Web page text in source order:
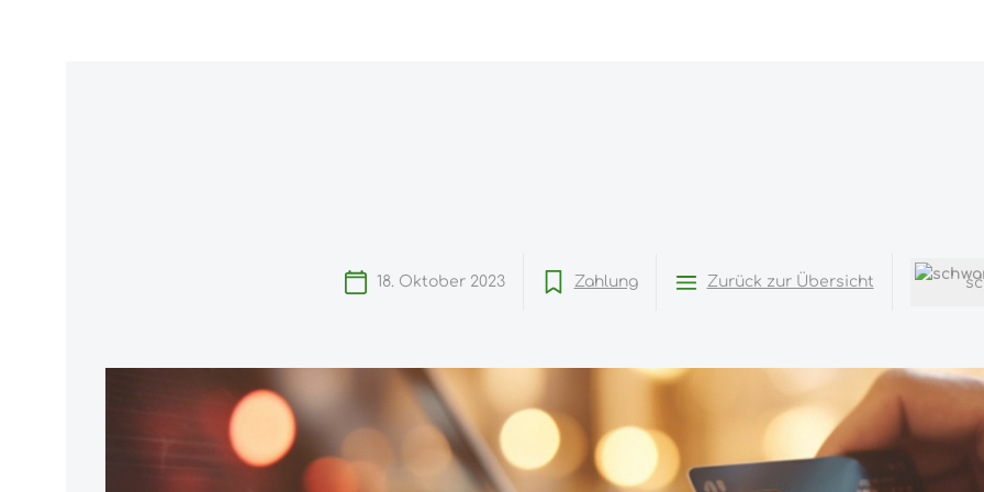
18. Oktober 2023 Zahlung Zurück zur Übersicht